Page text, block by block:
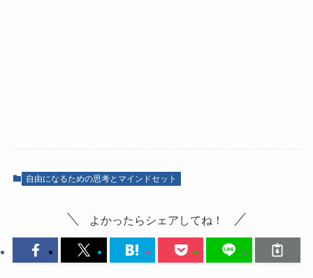
自由になるための思考とマインドセット
よかったらシェアしてね！